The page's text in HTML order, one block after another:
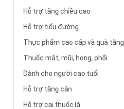
Hỗ trợ tăng chiều cao
Hỗ trợ tiểu đường
Thực phẩm cao cấp và quà tặng
Thuốc mắt, mũi, họng, phổi
Dành cho người cao tuổi
Hỗ trợ tăng cân
Hỗ trợ cai thuốc lá